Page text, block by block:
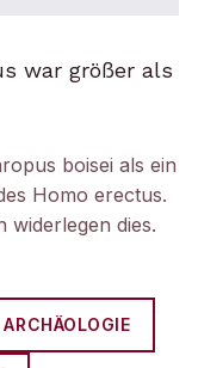
war größer als
boisei als ein
Homo erectus.
widerlegen dies.